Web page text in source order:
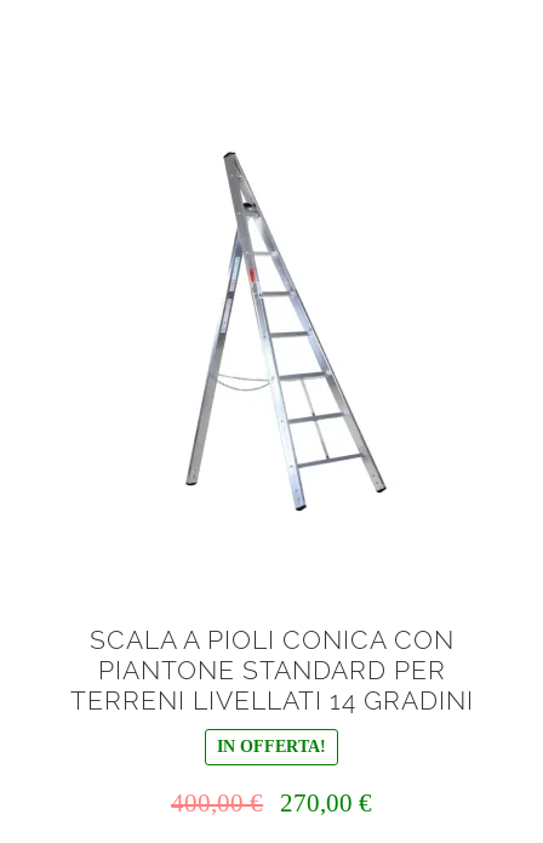
SCALA A PIOLI CONICA CON
PIANTONE STANDARD PER
TERRENI LIVELLATI 14 GRADINI
IN OFFERTA!
400,00€ 270,00 €Il